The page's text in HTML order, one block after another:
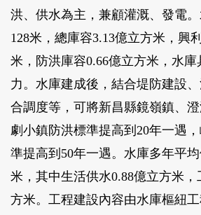
洪、供水為主，兼顧灌溉、發電
128米，總庫容3.13億立方米，興
米，防洪庫容0.66億立方米，水
力。水庫建成後，結合堤防建設
合調度等，可將新昌縣鏡嶺鎮、
劇小鎮防洪標準提高到20年一遇
準提高到50年一遇。水庫多年平
米，其中生活供水0.88億立方米，
方米。工程建設內容由水庫樞紐